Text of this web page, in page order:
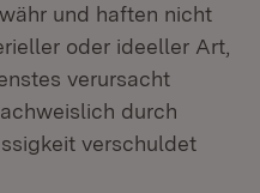
und haften nicht
oder ideeller Art,
verursacht
durch
verschuldet